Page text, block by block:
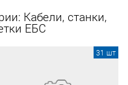
Кабели, станки,
ЕБС
31 шт